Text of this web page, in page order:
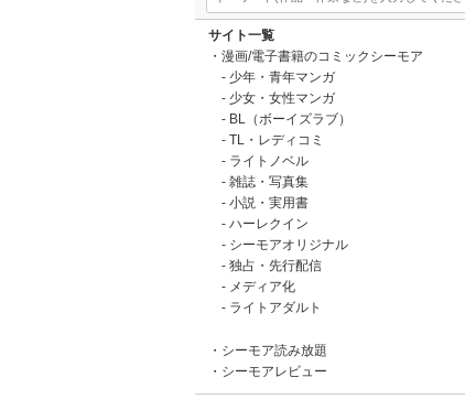
サイト一覧
漫画/電子書籍のコミックシーモア
少年・青年マンガ
少女・女性マンガ
BL（ボーイズラブ）
TL・レディコミ
ライトノベル
雑誌・写真集
小説・実用書
ハーレクイン
シーモアオリジナル
独占・先行配信
メディア化
ライトアダルト
シーモア読み放題
シーモアレビュー